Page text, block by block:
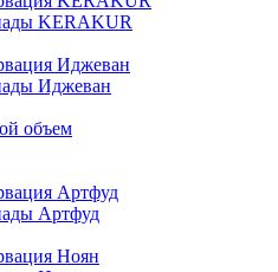
KERAKUR
Иджеван
Иджеван
объем
Артфуд
Артфуд
Ноян